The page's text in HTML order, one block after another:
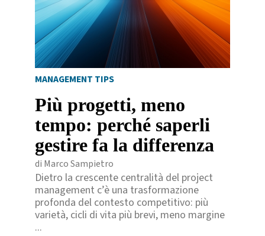
MANAGEMENT TIPS
Più progetti, meno
tempo: perché saperli
gestire fa la differenza
di Marco Sampietro
Dietro la crescente centralità del project
management c’è una trasformazione
profonda del contesto competitivo: più
varietà, cicli di vita più brevi, meno margine
...